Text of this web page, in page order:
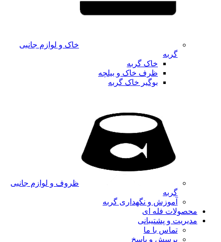
خاک و لوازم جانبی
گربه
خاک گربه
ظرف خاک و بیلچه
بوگیر خاک گربه
ظروف و لوازم جانبی
گربه
آموزش و نگهداری گربه
محصولات فله ای
مدیریت و پشتیبانی
تماس با ما
پرسش و پاسخ